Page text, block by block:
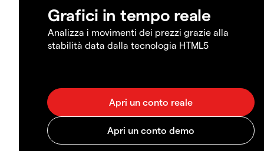
Grafici in tempo reale
Analizza i movimenti dei prezzi grazie alla
stabilità data dalla tecnologia HTML5